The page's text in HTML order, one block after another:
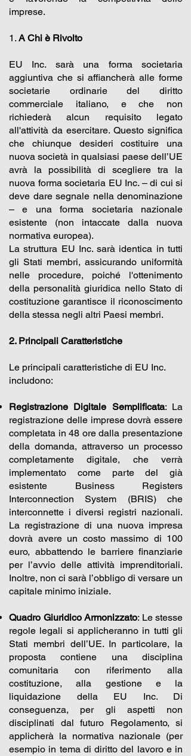
imprese.
1. A Chi è Rivolto
EU Inc. sarà una forma societaria
aggiuntiva che si affiancherà alle forme
societarie ordinarie del diritto
commerciale italiano, e che non
richiederà alcun requisito legato
all'attività da esercitare. Questo significa
che chiunque desideri costituire una
nuova società in qualsiasi paese dell’UE
avrà la possibilità di scegliere tra la
nuova forma societaria EU Inc. – di cui si
deve dare segnale nella denominazione
– e una forma societaria nazionale
esistente (non intaccate dalla nuova
normativa europea).
La struttura EU Inc. sarà identica in tutti
gli Stati membri, assicurando uniformità
nelle procedure, poiché l'ottenimento
della personalità giuridica nello Stato di
costituzione garantisce il riconoscimento
della stessa negli altri Paesi membri.
2. Principali Caratteristiche
Le principali caratteristiche di EU Inc.
includono:
Registrazione Digitale Semplificata: La
registrazione delle imprese dovrà essere
completata in 48 ore dalla presentazione
della domanda, attraverso un processo
completamente digitale, che verrà
implementato come parte del già
esistente Business Registers
Interconnection System (BRIS) che
interconnette i diversi registri nazionali.
La registrazione di una nuova impresa
dovrà avere un costo massimo di 100
euro, abbattendo le barriere finanziarie
per l’avvio delle attività imprenditoriali.
Inoltre, non ci sarà l’obbligo di versare un
capitale minimo iniziale.
Quadro Giuridico Armonizzato: Le stesse
regole legali si applicheranno in tutti gli
Stati membri dell’UE. In particolare, la
proposta contiene una disciplina
comunitaria con riferimento alla
costituzione, alla gestione e la
liquidazione della EU Inc. Di
conseguenza, per gli aspetti non
disciplinati dal futuro Regolamento, si
applicherà la normativa nazionale (per
esempio in tema di diritto del lavoro e in